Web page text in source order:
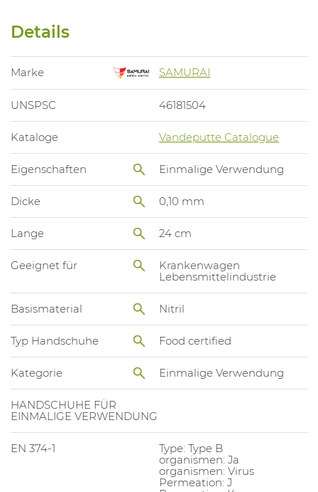
Details
Marke SAMURAI
UNSPSC 46181504
Kataloge Vandeputte Catalogue
Eigenschaften Einmalige Verwendung
Dicke 0,10 mm
Lange 24 cm
Geeignet für
Krankenwagen
Lebensmittelindustrie
Basismaterial Nitril
Typ Handschuhe Food certified
Kategorie Einmalige Verwendung
HANDSCHUHE FÜR
EINMALIGE VERWENDUNG
EN 374-1
Type: Type B
organismen: Ja
organismen: Virus
Permeation: J